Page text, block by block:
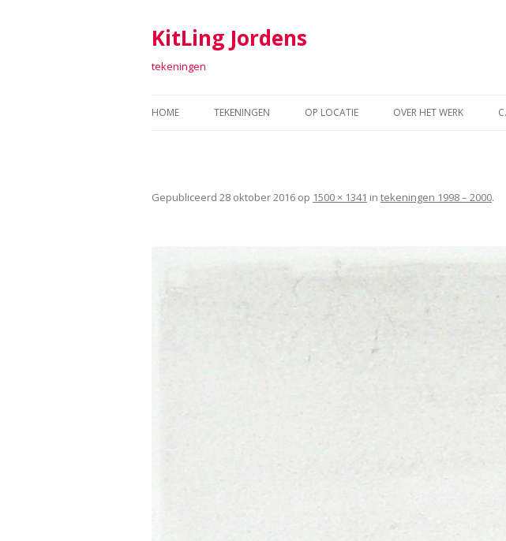
KitLing Jordens
tekeningen
HOME TEKENINGEN OP LOCATIE OVER HET WERK
Gepubliceerd 28 oktober 2016 op 1500 × 1341 in tekeningen 1998 – 2000.